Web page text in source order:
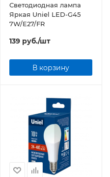
Светодиодная лампа
Яркая Uniel LED-G45
7W/E27/FR
139руб./шт
В корзину